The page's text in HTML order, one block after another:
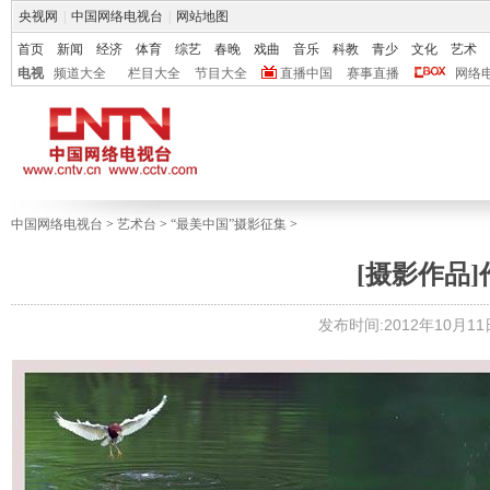
央视网 中国网络电视台 网站地图
首页 新闻 经济 体育 综艺 春晚 戏曲 音乐 科教 青少 文化
艺术
电视
频道大全 栏目大全 节目大全 直播中国 赛事直播 网络
中国网络电视台 > 艺术台 > “最美中国”摄影征集 >
[摄影作品]
发布时间:2012年10月